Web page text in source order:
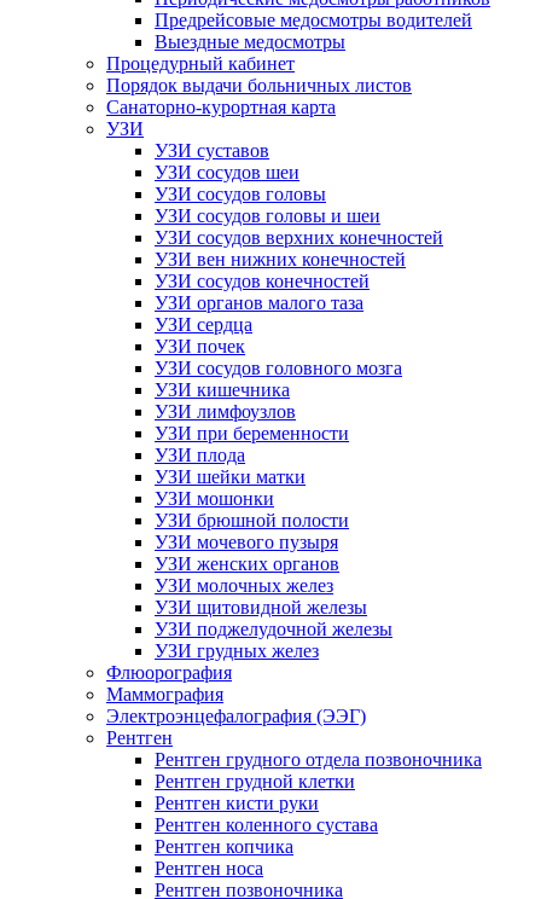
Предрейсовые медосмотры водителей
Выездные медосмотры
Процедурный кабинет
Порядок выдачи больничных листов
Санаторно-курортная карта
УЗИ
УЗИ суставов
УЗИ сосудов шеи
УЗИ сосудов головы
УЗИ сосудов головы и шеи
УЗИ сосудов верхних конечностей
УЗИ вен нижних конечностей
УЗИ сосудов конечностей
УЗИ органов малого таза
УЗИ сердца
УЗИ почек
УЗИ сосудов головного мозга
УЗИ кишечника
УЗИ лимфоузлов
УЗИ при беременности
УЗИ плода
УЗИ шейки матки
УЗИ мошонки
УЗИ брюшной полости
УЗИ мочевого пузыря
УЗИ женских органов
УЗИ молочных желез
УЗИ щитовидной железы
УЗИ поджелудочной железы
УЗИ грудных желез
Флюорография
Маммография
Электроэнцефалография (ЭЭГ)
Рентген
Рентген грудного отдела позвоночника
Рентген грудной клетки
Рентген кисти руки
Рентген коленного сустава
Рентген копчика
Рентген носа
Рентген позвоночника